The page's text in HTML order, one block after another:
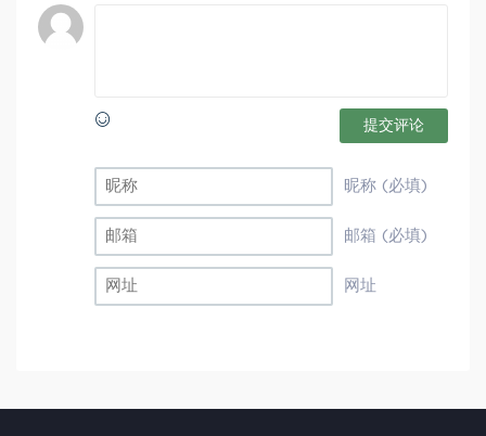
提交评论
昵称 (必填)
邮箱 (必填)
网址